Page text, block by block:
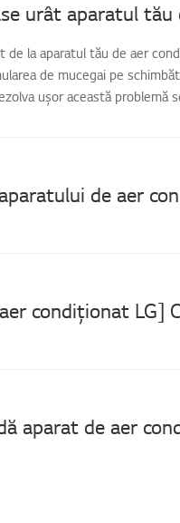
de la aparatul tău de aer
de mucegai pe
ușor această problemă